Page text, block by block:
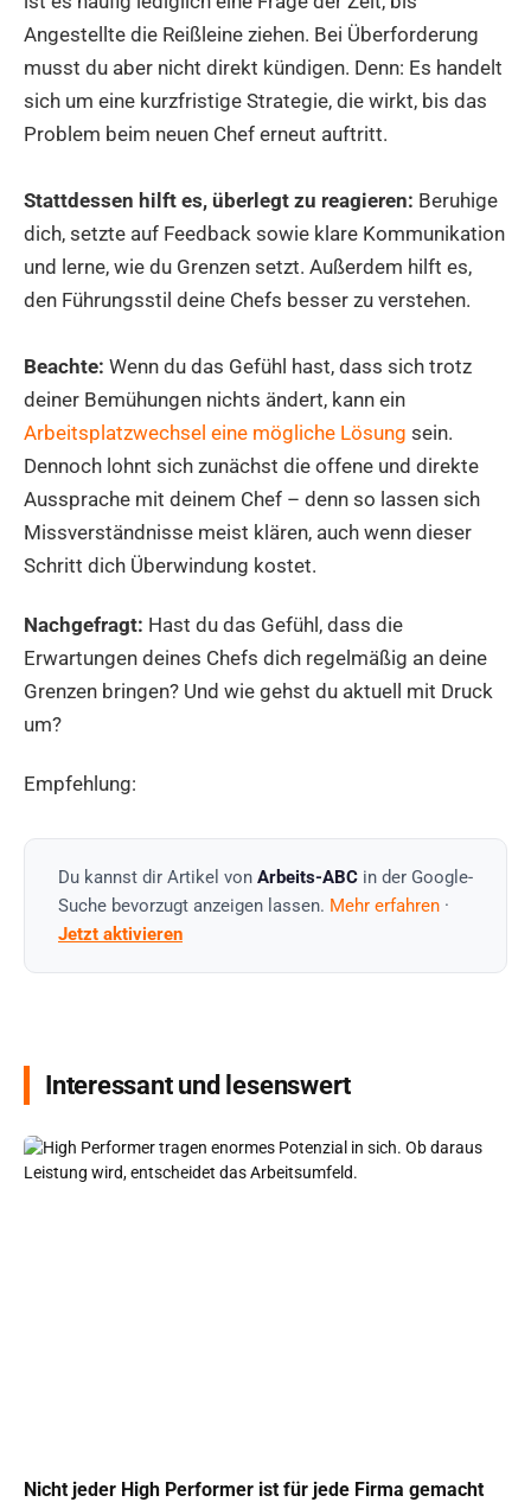
Angestellte die Reißleine ziehen. Bei Überforderung
musst du aber nicht direkt kündigen. Denn: Es handelt
sich um eine kurzfristige Strategie, die wirkt, bis das
Problem beim neuen Chef erneut auftritt.
Stattdessen hilft es, überlegt zu reagieren: Beruhige
dich, setzte auf Feedback sowie klare Kommunikation
und lerne, wie du Grenzen setzt. Außerdem hilft es,
den Führungsstil deine Chefs besser zu verstehen.
Beachte: Wenn du das Gefühl hast, dass sich trotz
deiner Bemühungen nichts ändert, kann ein
Arbeitsplatzwechsel eine mögliche Lösung sein.
Dennoch lohnt sich zunächst die offene und direkte
Aussprache mit deinem Chef – denn so lassen sich
Missverständnisse meist klären, auch wenn dieser
Schritt dich Überwindung kostet.
Nachgefragt: Hast du das Gefühl, dass die
Erwartungen deines Chefs dich regelmäßig an deine
Grenzen bringen? Und wie gehst du aktuell mit Druck
um?
Empfehlung:
Du kannst dir Artikel von Arbeits-ABC in der Google-
Suche bevorzugt anzeigen lassen. Mehr erfahren ·
Jetzt aktivieren
Interessant und lesenswert
Nicht jeder High Performer ist für jede Firma gemacht